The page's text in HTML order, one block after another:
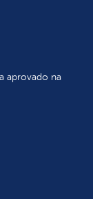
aprovado na